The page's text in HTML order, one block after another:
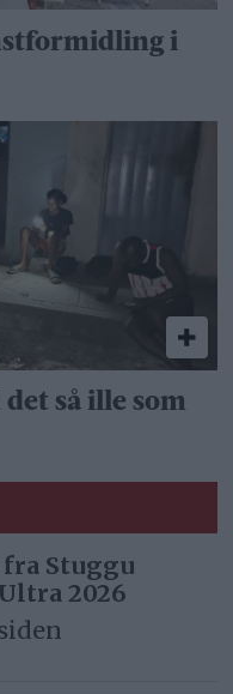
i
så ille som
Stuggu
2026